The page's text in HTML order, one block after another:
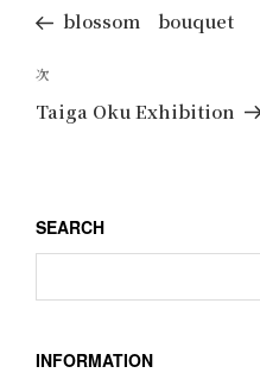
ナ
ビ
ゲ
ン
去
投
稿
blossom bouquet
次
の
次
Taiga Oku Exhibition
SEARCH
INFORMATION